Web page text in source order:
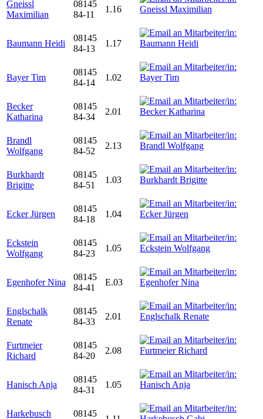
Gneissl
Maximilian
08145
84-11
1.16
Baumann Heidi
08145
84-13
1.17
Bayer Tim
08145
84-14
1.02
Becker
Katharina
08145
84-34
2.01
Brandl
Wolfgang
08145
84-52
2.13
Burkhardt
Brigitte
08145
84-51
1.03
Ecker Jürgen
08145
84-18
1.04
Eckstein
Wolfgang
08145
84-23
1.05
Egenhofer Nina
08145
84-41
E.03
Englschalk
Renate
08145
84-33
2.01
Furtmeier
Richard
08145
84-20
2.08
Hanisch Anja
08145
84-31
1.05
Harkebusch
08145